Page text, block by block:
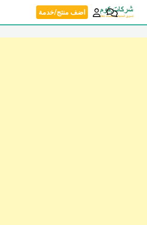
انتقل
اضف منتج/خدمة